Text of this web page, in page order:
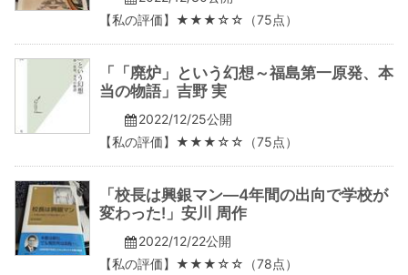
【私の評価】★★★☆☆（75点）
「「廃炉」という幻想～福島第一原発、本
当の物語」吉野 実
2022/12/25公開
【私の評価】★★★☆☆（75点）
「校長は興銀マン―4年間の出向で学校が
変わった!」安川 周作
2022/12/22公開
【私の評価】★★★☆☆（78点）